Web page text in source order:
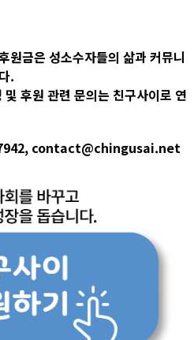
원금은 성소수자들의 삶과 커뮤니
.
후원 관련 문의는 친구사이로 연
7942, contact@chingusai.net